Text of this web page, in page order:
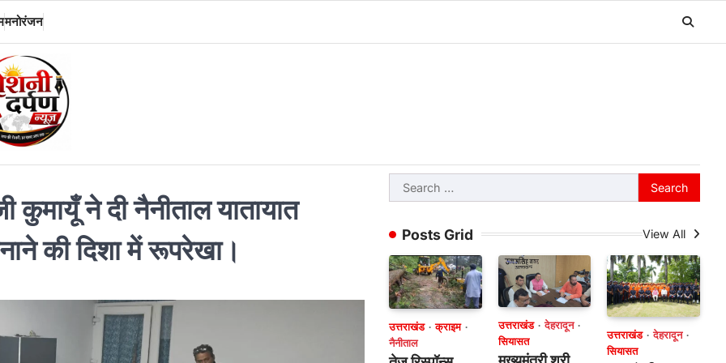
मनोरंजन
कुमायूँ ने दी नैनीताल यातायात
की दिशा में रूपरेखा।
Search
for:
Posts Grid View All
उत्तराखंड
क्राइम
नैनीताल
उत्तराखंड
देहरादून
सियासत
उत्तराखंड
देहरादून
सियासत